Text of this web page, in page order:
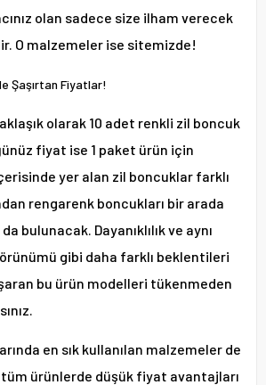
olan sadece size ilham verecek
O malzemeler ise sitemizde!
Şaşırtan Fiyatlar!
olarak 10 adet renkli zil boncuk
fiyat ise 1 paket ürün için
yer alan zil boncuklar farklı
rengarenk boncukları bir arada
bulunacak. Dayanıklılık ve aynı
gibi daha farklı beklentileri
bu ürün modelleri tükenmeden
en sık kullanılan malzemeler de
ürünlerde düşük fiyat avantajları